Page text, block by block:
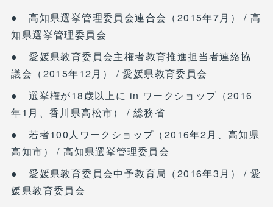
● 高知県選挙管理委員会連合会（2015年7月） / 高
知県選挙管理委員会
● 愛媛県教育委員会主権者教育推進担当者連絡協
議会（2015年12月） / 愛媛県教育委員会
● 選挙権が18歳以上に in ワークショップ（2016
年1月、香川県高松市） / 総務省
● 若者100人ワークショップ（2016年2月、高知県
高知市） / 高知県選挙管理委員会
● 愛媛県教育委員会中予教育局（2016年3月） / 愛
媛県教育委員会